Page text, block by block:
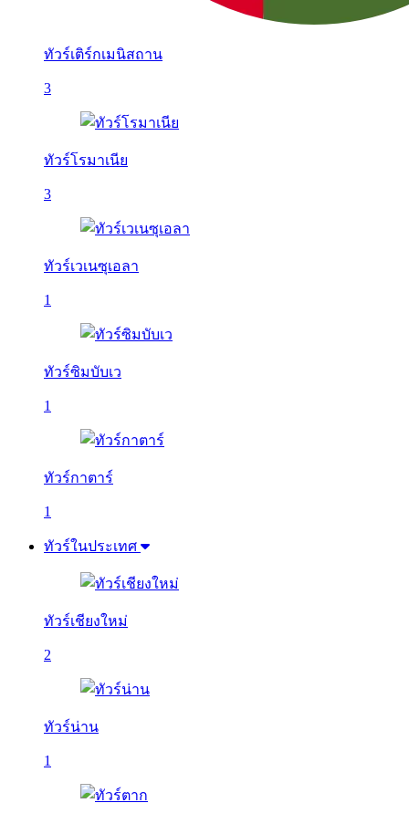
ทัวร์เติร์กเมนิสถาน
3
ทัวร์โรมาเนีย
3
ทัวร์เวเนซุเอลา
1
ทัวร์ซิมบับเว
1
ทัวร์กาตาร์
1
ทัวร์ในประเทศ
ทัวร์เชียงใหม่
2
ทัวร์น่าน
1